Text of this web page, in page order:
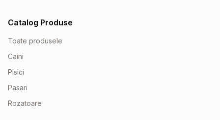
Catalog Produse
Toate produsele
Caini
Pisici
Pasari
Rozatoare